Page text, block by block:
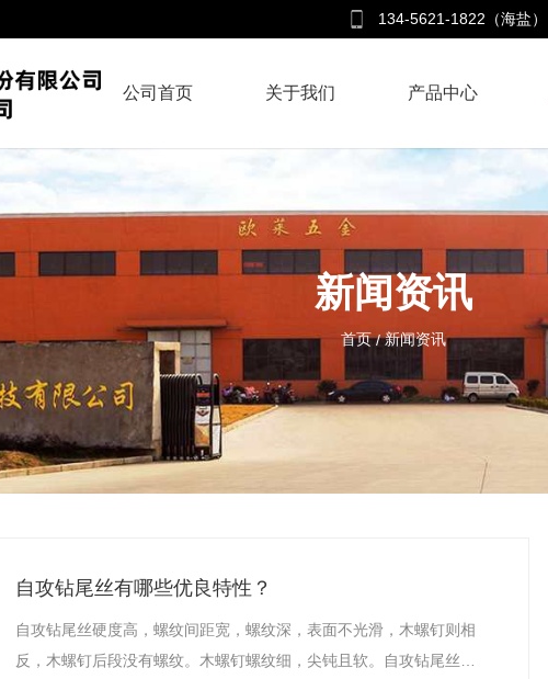
134-5621-1822（海盐）
公司首页 关于我们 产品中心
新闻资讯
首页/新闻资讯
自攻钻尾丝有哪些优良特性？
自攻钻尾丝硬度高，螺纹间距宽，螺纹深，表面不光滑，木螺钉则相
反，木螺钉后段没有螺纹。木螺钉螺纹细，尖钝且软。自攻钻尾丝螺